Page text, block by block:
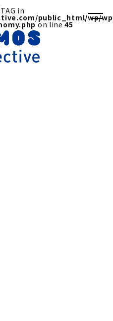
in
public_html/wp/
on line45